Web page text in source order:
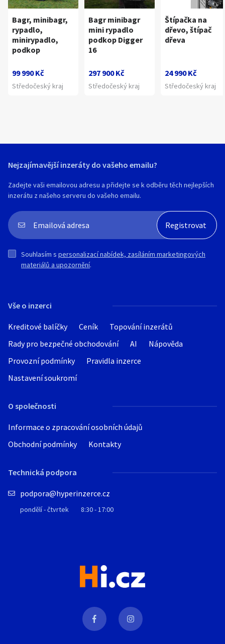
Bagr, minibagr,
rypadlo,
minirypadlo,
podkop
99 990 Kč
Středočeský kraj
Bagr minibagr
mini rypadlo
podkop Digger
16
297 900 Kč
Středočeský kraj
Štípačka na
dřevo, štípač
dřeva
24 990 Kč
Středočeský kraj
Vše o inzerci
Kreditové balíčky Ceník
Topování inzerátů
Rady pro bezpečné obchodování
AI
Nápověda
Provozní podmínky
Pravidla inzerce
Nastavení soukromí
O společnosti
Informace o zpracování osobních údajů
Obchodní podmínky
Kontakty
Technická podpora
podpora@hyperinzerce.cz
pondělí - čtvrtek 8:30 - 17:00
Nejzajímavější inzeráty do vašeho emailu?
Zadejte vaši emailovou adresu a přidejte se k odběru těch nejlepších
inzerátu z našeho serveru do vašeho emailu.
Souhlasím s personalizací nabídek, zasíláním marketingových
materiálů a upozornění.